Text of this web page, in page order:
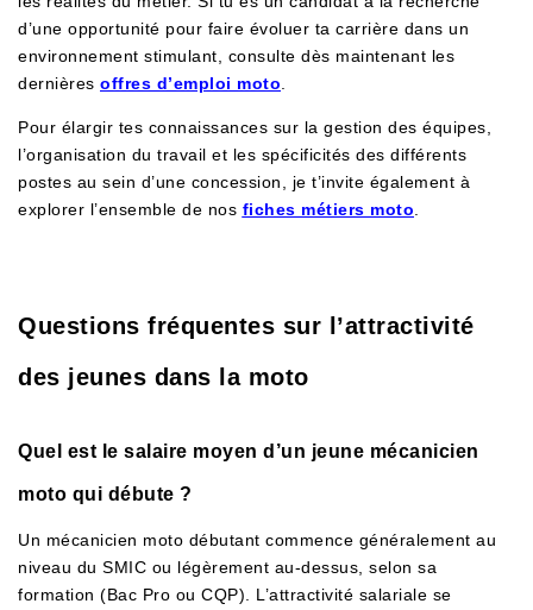
d’une opportunité pour faire évoluer ta carrière dans un
environnement stimulant, consulte dès maintenant les
dernières offres d’emploi moto
Pour élargir tes connaissances sur la gestion des équipes,
l’organisation du travail et les spécificités des différents
postes au sein d’une concession, je t’invite également à
explorer l’ensemble de nos fiches métiers moto
Questions fréquentes sur l’attractivité
des jeunes dans la moto
Quel est le salaire moyen d’un jeune mécanicien
moto qui débute ?
Un mécanicien moto débutant commence généralement au
niveau du SMIC ou légèrement au-dessus, selon sa
formation (Bac Pro ou CQP). L’attractivité salariale se